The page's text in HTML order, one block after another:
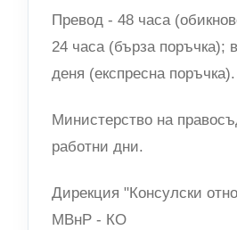
Превод - 48 часа
24 часа (бърза поръчка);
деня (експресна поръчка).
Министерство на
работни дни.
Дирекция "Консулски
МВнР - КО